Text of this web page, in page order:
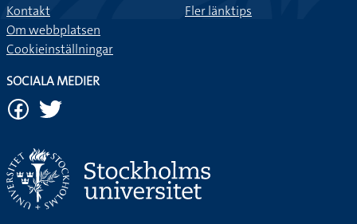
Kontakt
Om webbplatsen
Cookieinställningar
Fler länktips
SOCIALA MEDIER